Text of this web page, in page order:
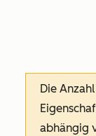
Die
abhängig